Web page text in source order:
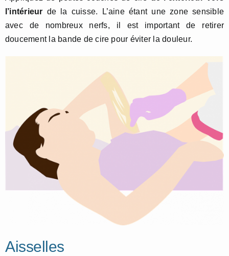
l’intérieur de la cuisse. L’aine étant une zone sensible
avec de nombreux nerfs, il est important de retirer
doucement la bande de cire pour éviter la douleur.
Aisselles